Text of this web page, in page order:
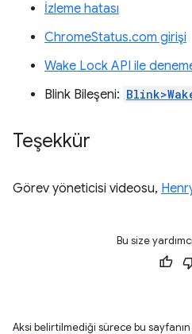
İzleme hatası
ChromeStatus.com girişi
Wake Lock API ile
Blink Bileşeni:
Teşekkür
Görev yöneticisi videosu,
Bu size
Aksi belirtilmediği sürece bu